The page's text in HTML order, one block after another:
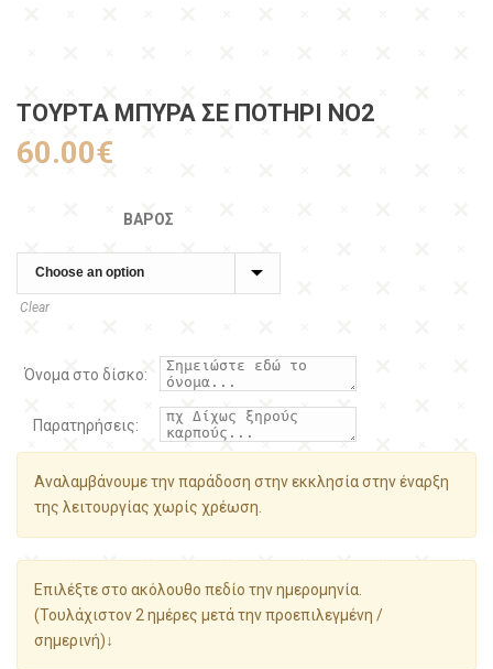
ΤΟΎΡΤΑ ΜΠΎΡΑ ΣΕ ΠΟΤΉΡΙ ΝΟ2
60.00€
ΒΆΡΟΣ
Clear
Όνομα στο δίσκο:
Παρατηρήσεις:
Αναλαμβάνουμε την παράδοση στην εκκλησία στην έναρξη
της λειτουργίας χωρίς χρέωση.
Επιλέξτε στο ακόλουθο πεδίο την ημερομηνία.
(Τουλάχιστον 2 ημέρες μετά την προεπιλεγμένη /
σημερινή)↓